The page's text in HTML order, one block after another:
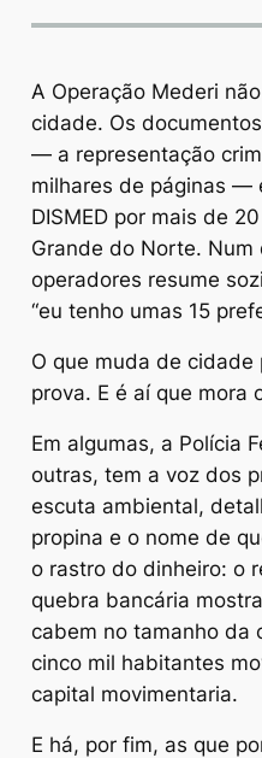
A Operação Mederi
cidade. Os
— a representação
milhares de páginas —
DISMED por mais de
Grande do Norte.
operadores resume
“eu tenho umas 15
O que muda de
prova. E é aí que mora
Em algumas, a Polícia
outras, tem a voz dos
escuta ambiental,
propina e o nome de
o rastro do dinheiro: o
quebra bancária
cabem no tamanho
cinco mil habitantes
capital movimentaria.
E há, por fim, as que